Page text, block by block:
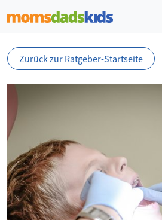
Zurück zur Ratgeber-Startseite